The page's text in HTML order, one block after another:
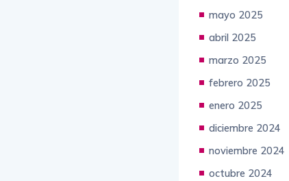
mayo 2025
abril 2025
marzo 2025
febrero 2025
enero 2025
diciembre 2024
noviembre 2024
octubre 2024